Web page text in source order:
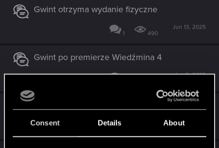
Consent Details About
Gwint otrzyma wydanie fizyczne
1 490
Jun 13, 2025
Gwint po premierze Wiedźmina 4
Jun 3, 2025
Jan 26, 2025